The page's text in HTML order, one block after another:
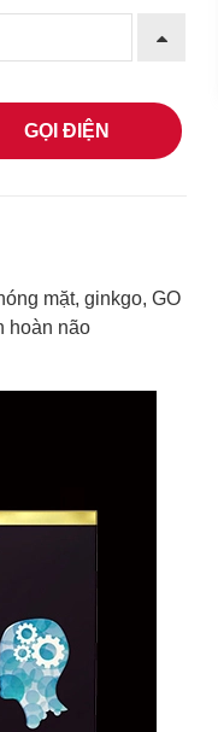
GỌI ĐIỆN
mặt, ginkgo, GO
hoàn não